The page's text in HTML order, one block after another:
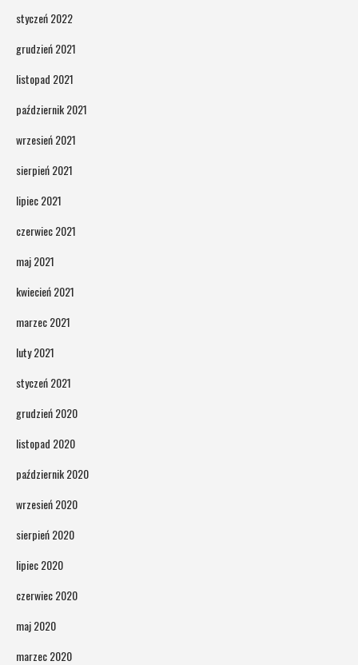
styczeń 2022
grudzień 2021
listopad 2021
październik 2021
wrzesień 2021
sierpień 2021
lipiec 2021
czerwiec 2021
maj 2021
kwiecień 2021
marzec 2021
luty 2021
styczeń 2021
grudzień 2020
listopad 2020
październik 2020
wrzesień 2020
sierpień 2020
lipiec 2020
czerwiec 2020
maj 2020
marzec 2020